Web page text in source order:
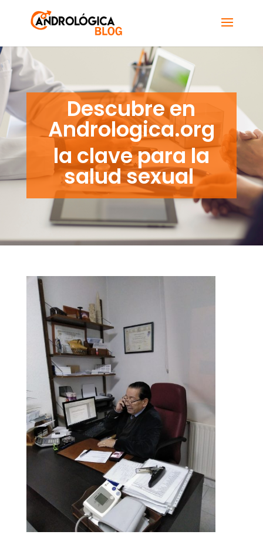
Descubre en
Andrologica.org
la clave para la
salud sexual